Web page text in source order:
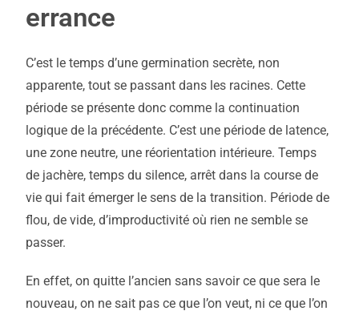
errance
C’est le temps d’une germination secrète, non
apparente, tout se passant dans les racines. Cette
période se présente donc comme la continuation
logique de la précédente. C’est une période de latence,
une zone neutre, une réorientation intérieure. Temps
de jachère, temps du silence, arrêt dans la course de
vie qui fait émerger le sens de la transition. Période de
flou, de vide, d’improductivité où rien ne semble se
passer.
En effet, on quitte l’ancien sans savoir ce que sera le
nouveau, on ne sait pas ce que l’on veut, ni ce que l’on